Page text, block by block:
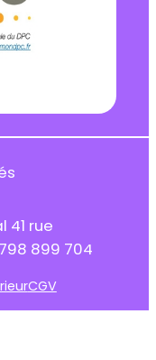
41 rue
899 704
CGV